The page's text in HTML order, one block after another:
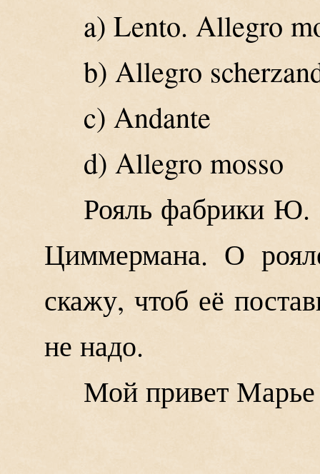
a) Lento. Allegro
b) Allegro
c) Andante
d) Allegro mosso
Рояль фабрики
Циммермана. О
скажу, чтоб её
не надо.
Мой привет